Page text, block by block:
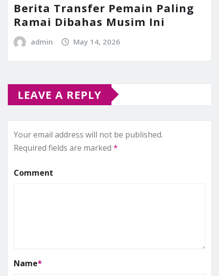
Berita Transfer Pemain Paling
Ramai Dibahas Musim Ini
admin May 14, 2026
LEAVE A REPLY
Your email address will not be published.
Required fields are marked *
Comment
Name*